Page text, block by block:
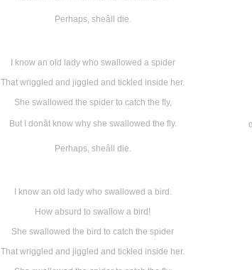
Perhaps, sheâll die.
I know an old lady who swallowed a spider
That wriggled and jiggled and tickled inside her.
She swallowed the spider to catch the fly,
But I donât know why she swallowed the fly.
Perhaps, sheâll die.
I know an old lady who swallowed a bird.
How absurd to swallow a bird!
She swallowed the bird to catch the spider
That wriggled and jiggled and tickled inside her.